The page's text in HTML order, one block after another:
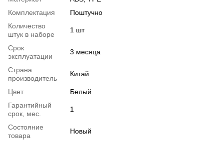
Комплектация
Поштучно
Количество
штук в наборе
1 шт
Срок
эксплуатации
3 месяца
Страна
производитель
Китай
Цвет
Белый
Гарантийный
срок, мес.
1
Состояние
товара
Новый